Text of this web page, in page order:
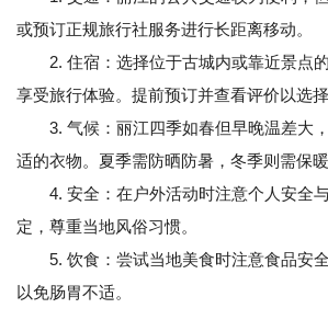
或预订正规旅行社服务进行长距离移动。
2. 住宿：选择位于古城内或靠近景点
享受旅行体验。提前预订并查看评价以选
3. 气候：丽江四季如春但早晚温差大
适的衣物。夏季需防晒防暑，冬季则需保暖
4. 安全：在户外活动时注意个人安全
定，尊重当地风俗习惯。
5. 饮食：尝试当地美食时注意食品安
以免肠胃不适。